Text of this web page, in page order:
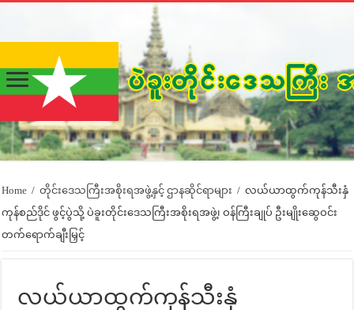
Home / တိုင်းဒေသကြီးအစိုးရအဖွဲ့နှင့် ဌာနဆိုင်ရာများ / လယ်ယာထွက်ကုန်သီးနှံ
ကုန်စည်ဒိုင် ဖွင့်ပွဲသို့ ပဲခူးတိုင်းဒေသကြီးအစိုးရအဖွဲ့၊ ဝန်ကြီးချုပ် ဦးမျိုးဆွေဝင်း
တက်ရောက်ချီးမြှင့်
လယ်ယာထွက်ကုန်သီးနှံ